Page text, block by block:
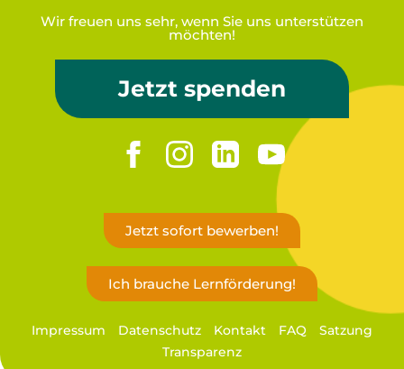
Wir freuen uns sehr, wenn Sie uns unterstützen
möchten!
Jetzt spenden
Jetzt sofort bewerben!
Ich brauche Lernförderung!
Impressum Datenschutz Kontakt FAQ
Satzung
Transparenz